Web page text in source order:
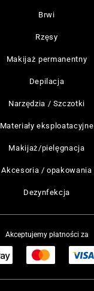
Brwi
Rzęsy
Makijaż permanentny
Depilacja
Narzędzia / Szczotki
Materiały eksploatacyjne
Makijaż/pielęgnacja
Akcesoria / opakowania
Dezynfekcja
Akceptujemy płatności za